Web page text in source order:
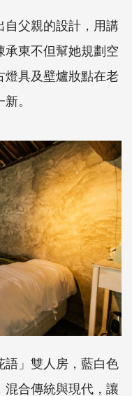
父親的設計，用講
東不但幫她規劃空
燈具及壁爐妝點在老
。
」雙人房，藍白色
合傳統與現代，讓